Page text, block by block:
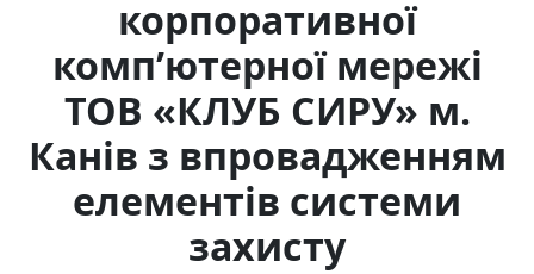
корпоративної
комп’ютерної мережі
ТОВ «КЛУБ СИРУ» м.
Канів з впровадженням
елементів системи
захисту